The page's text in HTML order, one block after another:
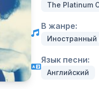
The Platinum
В жанре:
Иностранный
Язык песни:
Английский